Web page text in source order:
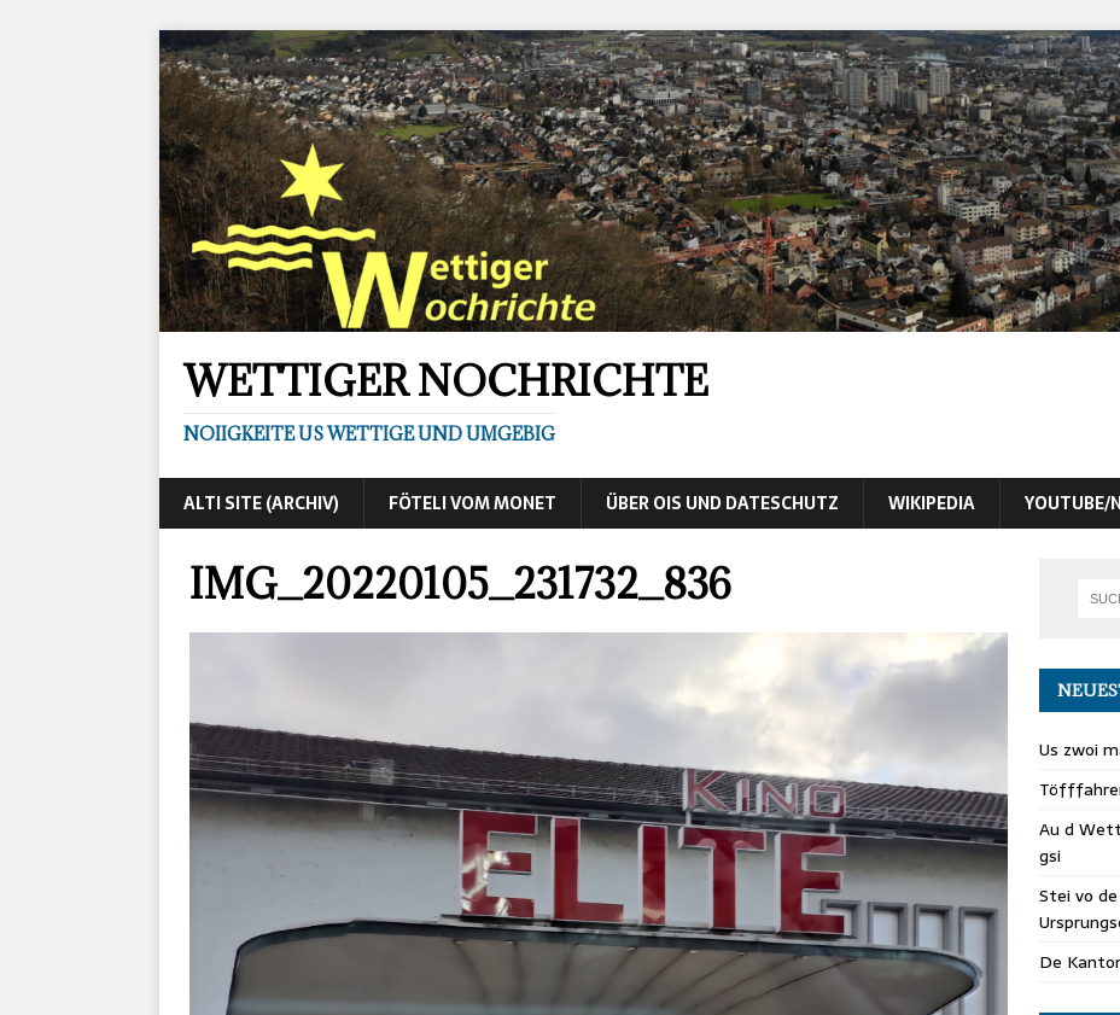
WETTIGER NOCHRICHTE
NOIIGKEITE US WETTIGE UND UMGEBIG
ALTI SITE (ARCHIV) FÖTELI VOM MONET ÜBER OIS UND DATESCHUTZ WIKIPEDIA YOUTUBE/
IMG_20220105_231732_836
Us zwoi
Au d
gsi
Stei vo
De